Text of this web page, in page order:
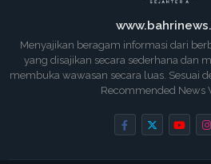
Menyajikan beragam informasi dari
yang disajikan secara sederhana dan
membuka wawasan secara luas. Sesuai
Recommended News